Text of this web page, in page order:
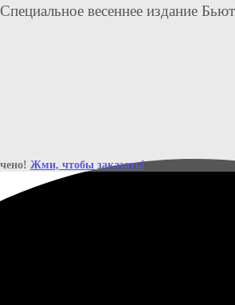
весеннее издание
Жми, чтобы заказать!